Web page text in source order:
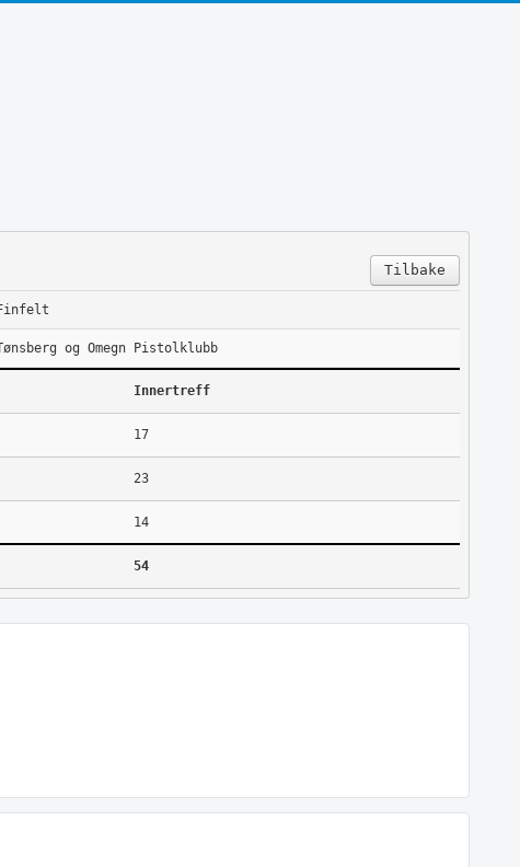
Tilbake
og Omegn Pistolklubb
Innertreff
17
23
14
54